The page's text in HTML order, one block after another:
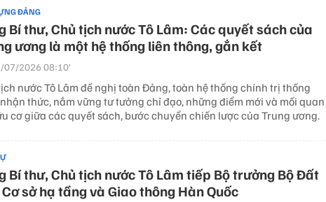
ĐẢNG
Bí thư, Chủ tịch nước Tô Lâm: Các quyết sách của
ương là một hệ thống liên thông, gắn kết
07/2026 08:10’
nước Tô Lâm đề nghị toàn Đảng, toàn hệ thống chính trị thống
thức, nắm vững tư tưởng chỉ đạo, những điểm mới và mối quan
cơ giữa các quyết sách, bước chuyển chiến lược của Trung ương.
Bí thư, Chủ tịch nước Tô Lâm tiếp Bộ trưởng Bộ Đất
sở hạ tầng và Giao thông Hàn Quốc